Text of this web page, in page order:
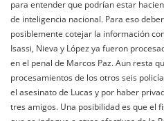
para entender que podrían estar
de inteligencia nacional. Para eso
posiblemente cotejar la información
Isassi, Nieva y López ya fueron
en el penal de Marcos Paz. Aun resta
procesamientos de los otros seis
el asesinato de Lucas y por haber
tres amigos. Una posibilidad es que el